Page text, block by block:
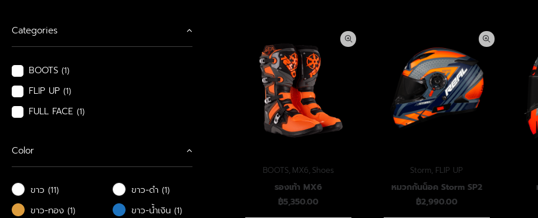
Categories
BOOTS (1)
FLIP UP (1)
FULL FACE (1)
Color
ขาว (11) ขาว-ดำ (1)
ขาว-ทอง (1) ขาว-น้ำเงิน (1)
BOOTS, MX6, Shoes
รองเท้า MX6
฿5,350.00
Storm, FLIP UP
หมวกกันน็อค Storm SP2
฿2,990.00